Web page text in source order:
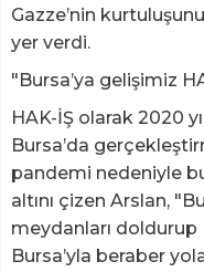
Gazze’nin
yer verdi.
"Bursa’ya gelişimiz
HAK-İŞ olarak 2020
Bursa’da
pandemi nedeniyle
altını çizen Arslan,
meydanları doldurup
Bursa’yla beraber